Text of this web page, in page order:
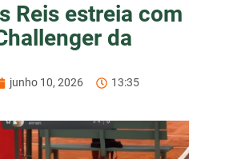
Reis estreia com
da
junho 10, 2026
13:35